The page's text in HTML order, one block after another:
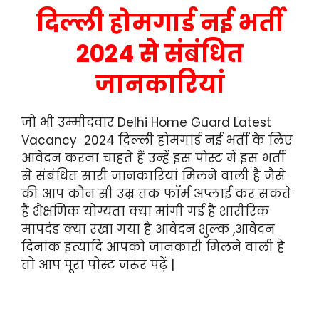
दिल्ली होमगार्ड नई भर्ती
2024 से संबंधित
जानकारियां
जो भी उम्मीदवार Delhi Home Guard Latest
Vacancy 2024 दिल्ली होमगार्ड नई भर्ती के लिए
आवेदन करना चाहते हैं उन्हें इस पोस्ट में इस भर्ती
से संबंधित सारी जानकारियां मिलने वाली है जैसे
की आप कौन सी उम्र तक फॉर्म अप्लाई कर सकते
हैं शैक्षणिक योग्यता क्या मांगी गई है शारीरिक
मापदंड क्या रखा गया है आवेदन शुल्क ,आवेदन
दिनांक इत्यादि आपको जानकारी मिलने वाली है
तो आप पूरा पोस्ट जरूर पढ़ें |